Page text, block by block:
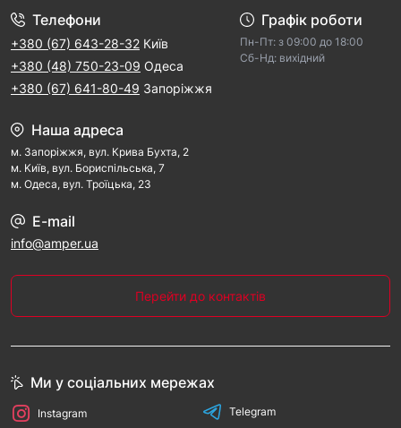
Телефони
+380 (67) 643-28-32 Київ
+380 (48) 750-23-09 Одеса
+380 (67) 641-80-49 Запоріжжя
Графік роботи
Пн-Пт: з 09:00 дo 18:00
Cб-Hд: виxідний
Наша адреса
м. Запорiжжя, вул. Крива Бухта, 2
м. Kиїв, вул. Бориспільська, 7
м. Одеса, вул. Троїцька, 23
E-mail
info@amper.ua
Перейти до контактів
Ми у соціальних мережах
Instagram
Telegram